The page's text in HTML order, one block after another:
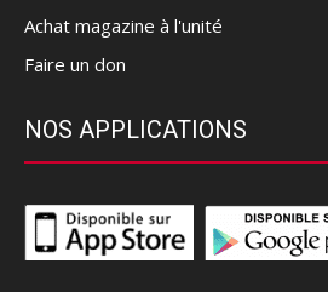
Achat magazine à l'unité
Faire un don
NOS APPLICATIONS